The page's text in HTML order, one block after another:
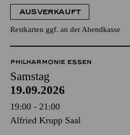
AUSVERKAUFT
Restkarten ggf. an der Abendkasse
PHILHARMONIE ESSEN
Samstag
19.09.2026
19:00 - 21:00
Alfried Krupp Saal